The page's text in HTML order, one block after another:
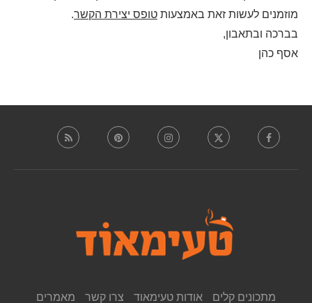
מוזמנים לעשות זאת באמצעות טופס יצירת הקשר.
בברכה ובתאבון,
אסף כהן
מתכונים קלים אודות טעימאוד צרו קשר מאמרים